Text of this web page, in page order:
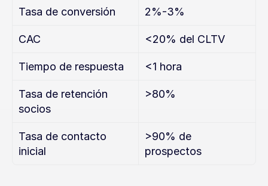
Tasa de conversión 2%-3%
CAC <20% del CLTV
Tiempo de respuesta <1 hora
Tasa de retención
socios
>80%
Tasa de contacto
inicial
>90% de
prospectos